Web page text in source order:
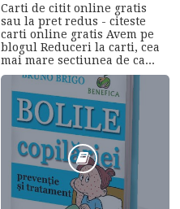
Carti de citit online gratis
sau la pret redus - citeste
carti online gratis Avem pe
blogul Reduceri la carti, cea
mai mare sectiunea de ca...